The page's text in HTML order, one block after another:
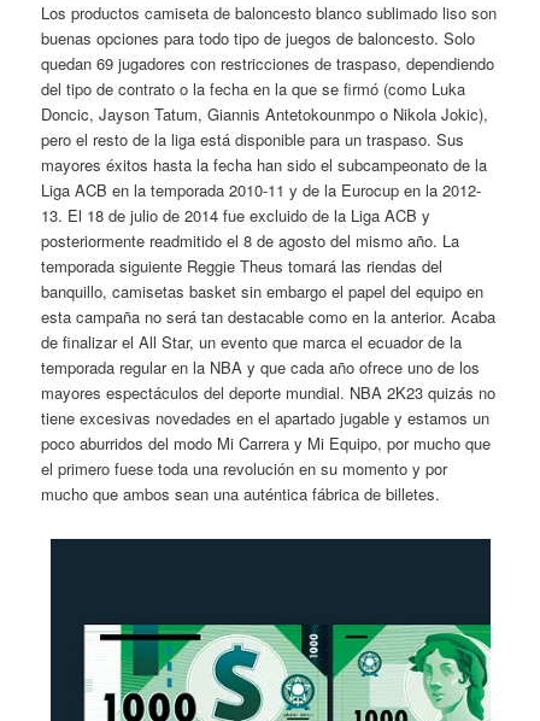
Los productos camiseta de baloncesto blanco sublimado liso son
buenas opciones para todo tipo de juegos de baloncesto. Solo
quedan 69 jugadores con restricciones de traspaso, dependiendo
del tipo de contrato o la fecha en la que se firmó (como Luka
Doncic, Jayson Tatum, Giannis Antetokounmpo o Nikola Jokic),
pero el resto de la liga está disponible para un traspaso. Sus
mayores éxitos hasta la fecha han sido el subcampeonato de la
Liga ACB en la temporada 2010-11 y de la Eurocup en la 2012-
13. El 18 de julio de 2014 fue excluido de la Liga ACB y
posteriormente readmitido el 8 de agosto del mismo año. La
temporada siguiente Reggie Theus tomará las riendas del
banquillo, camisetas basket sin embargo el papel del equipo en
esta campaña no será tan destacable como en la anterior. Acaba
de finalizar el All Star, un evento que marca el ecuador de la
temporada regular en la NBA y que cada año ofrece uno de los
mayores espectáculos del deporte mundial. NBA 2K23 quizás no
tiene excesivas novedades en el apartado jugable y estamos un
poco aburridos del modo Mi Carrera y Mi Equipo, por mucho que
el primero fuese toda una revolución en su momento y por
mucho que ambos sean una auténtica fábrica de billetes.